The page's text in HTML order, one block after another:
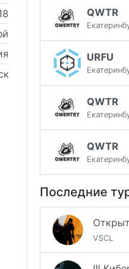
QWTR
URFU
QWTR
QWTR
Последние
VSCL